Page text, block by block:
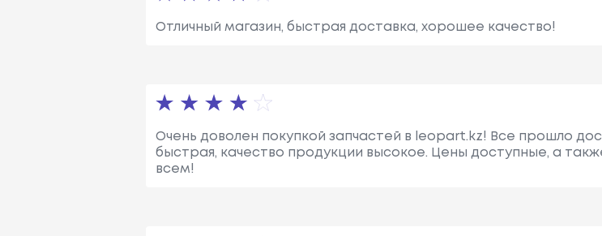
Отличный магазин, быстрая доставка, хорошее качество!
Очень доволен покупкой запчастей в leopart.kz! Все прошло
быстрая, качество продукции высокое. Цены доступные, а
всем!